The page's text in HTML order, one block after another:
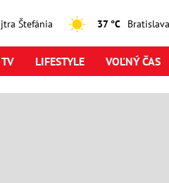
Štefánia 37 °C
LIFESTYLE VOĽNÝ ČAS